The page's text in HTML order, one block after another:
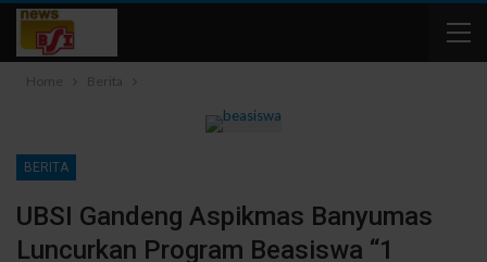
Home Berita
BERITA
UBSI Gandeng Aspikmas Banyumas
Luncurkan Program Beasiswa “1